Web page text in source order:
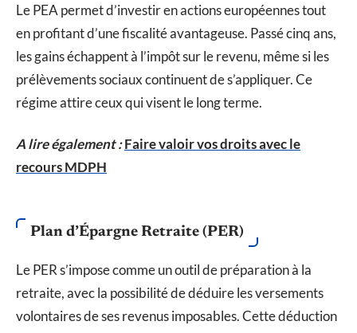
Le PEA permet d’investir en actions européennes tout
en profitant d’une fiscalité avantageuse. Passé cinq ans,
les gains échappent à l’impôt sur le revenu, même si les
prélèvements sociaux continuent de s’appliquer. Ce
régime attire ceux qui visent le long terme.
A lire également :Faire valoir vos droits avec le
recours MDPH
Plan d’Épargne Retraite (PER)
Le PER s’impose comme un outil de préparation à la
retraite, avec la possibilité de déduire les versements
volontaires de ses revenus imposables. Cette déduction